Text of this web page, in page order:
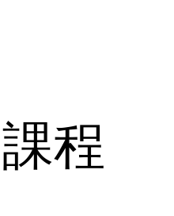
課程